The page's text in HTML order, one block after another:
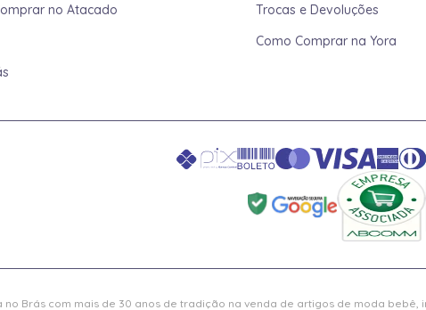
no Atacado
Trocas e Devoluções
Como Comprar na Yora
Brás com mais de 30 anos de tradição na venda de artigos de moda